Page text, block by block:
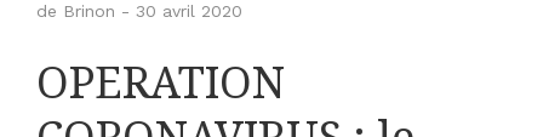
de Brinon - 30 avril 2020
OPERATION